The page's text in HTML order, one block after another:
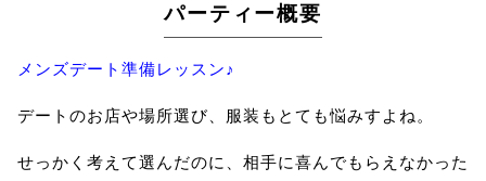
パーティー概要
メンズデート準備レッスン♪
デートのお店や場所選び、服装もとても悩みすよね。
せっかく考えて選んだのに、相手に喜んでもらえなかった